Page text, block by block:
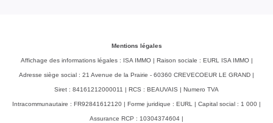
Mentions légales
Affichage des informations légales : ISA IMMO | Raison sociale : EURL ISA IMMO |
Adresse siège social : 21 Avenue de la Prairie - 60360 CREVECOEUR LE GRAND |
Siret : 84161212000011 | RCS : BEAUVAIS | Numero TVA
Intracommunautaire : FR92841612120 | Forme juridique : EURL | Capital social : 1 000 |
Assurance RCP : 10304374604 |